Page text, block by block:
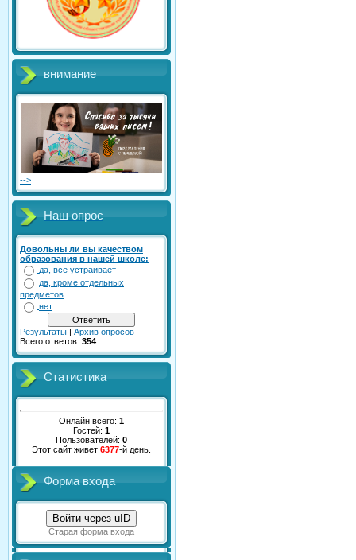
внимание
-->
Наш опрос
Довольны ли вы качеством
образования в нашей школе:
да, все устраивает
да, кроме отдельных
предметов
нет
Результаты | Архив опросов
Всего ответов: 354
Статистика
Онлайн всего: 1
Гостей: 1
Пользователей: 0
Этот сайт живет 6377-й день.
Форма входа
Войти через uID
Старая форма входа